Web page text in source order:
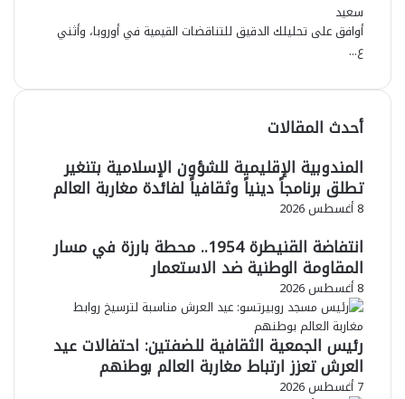
سعيد
أوافق على تحليلك الدقيق للتناقضات القيمية في أوروبا، وأثني
ع...
أحدث المقالات
المندوبية الإقليمية للشؤون الإسلامية بتنغير
تطلق برنامجاً دينياً وثقافياً لفائدة مغاربة العالم
8 أغسطس 2026
انتفاضة القنيطرة 1954.. محطة بارزة في مسار
المقاومة الوطنية ضد الاستعمار
8 أغسطس 2026
رئيس الجمعية الثقافية للضفتين: احتفالات عيد
العرش تعزز ارتباط مغاربة العالم بوطنهم
7 أغسطس 2026